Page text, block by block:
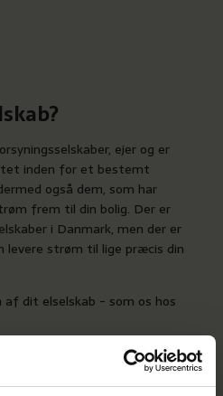
ejer og er
inden for et bestemt
også dem, som har
frem til din bolig. Der er
i Danmark, men der er
levere strøm til lige præcis din
dit elselskab - som os hos